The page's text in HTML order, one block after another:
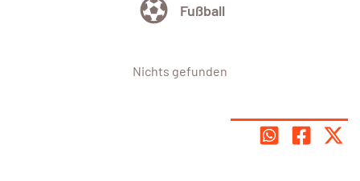
Fußball
Nichts gefunden